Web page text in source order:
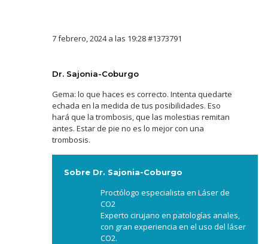
7 febrero, 2024 a las 19:28#1373791
Dr. Sajonia-Coburgo
Gema: lo que haces es correcto. Intenta quedarte
echada en la medida de tus posibilidades. Eso
hará que la trombosis, que las molestias remitan
antes. Estar de pie no es lo mejor con una
trombosis.
Sobre Dr. Sajonia-Coburgo
Proctólogo especialista en Láser de
CO2
Experto cirujano en patologías anales,
con gran experiencia en el uso del láser
CO2.